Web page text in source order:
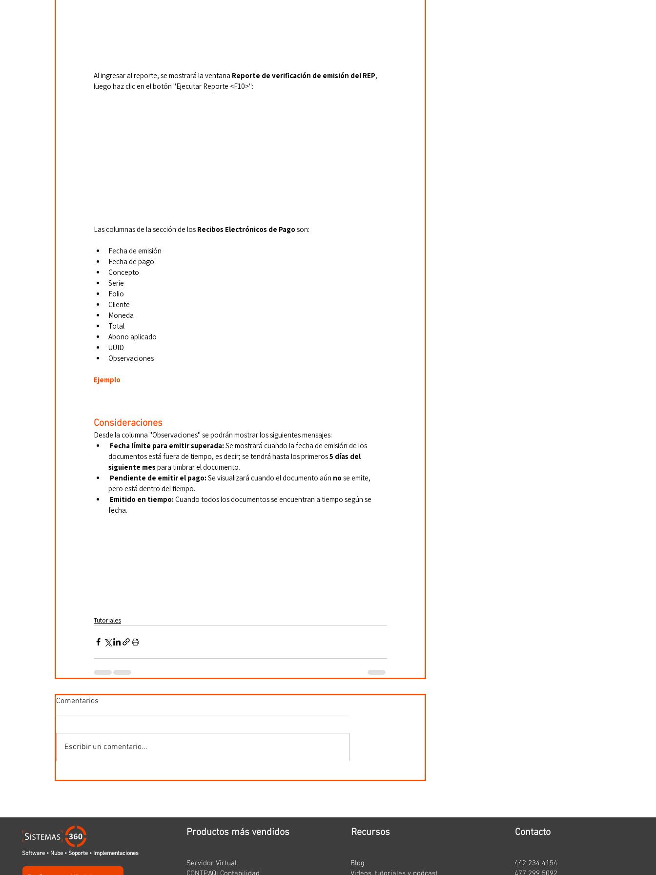
Al ingresar al reporte, se mostrará la ventana Reporte de verificación de emisión del REP,
luego haz clic en el botón "Ejecutar Reporte <F10>":
Las columnas de la sección de los Recibos Electrónicos de Pago son:
Fecha de emisión
Fecha de pago
Concepto
Serie
Folio
Cliente
Moneda
Total
Abono aplicado
UUID
Observaciones
Ejemplo
Consideraciones
Desde la columna "Observaciones" se podrán mostrar los siguientes mensajes:
Fecha límite para emitir superada: Se mostrará cuando la fecha de emisión de los
documentos está fuera de tiempo, es decir; se tendrá hasta los primeros 5 días del
siguiente mes para timbrar el documento.
Pendiente de emitir el pago: Se visualizará cuando el documento aún no se emite,
pero está dentro del tiempo.
Emitido en tiempo: Cuando todos los documentos se encuentran a tiempo según se
fecha.
Tutoriales
Comentarios
Escribir un comentario...
Software • Nube • Soporte • Implementaciones
Productos más vendidos
Servidor Virtual
Recursos
Blog
Contacto
442 234 4154